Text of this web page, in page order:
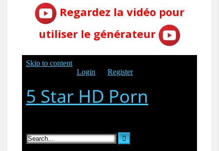
Regardez la vidéo pour
utiliser le générateur